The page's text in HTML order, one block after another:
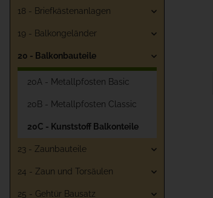
18 - Briefkästenanlagen
19 - Balkongeländer
20 - Balkonbauteile
20A - Metallpfosten Basic
20B - Metallpfosten Classic
20C - Kunststoff Balkonteile
23 - Zaunbauteile
24 - Zaun und Torsäulen
25 - Gehtür Bausatz